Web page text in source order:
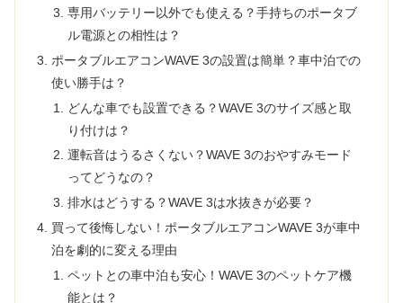
専用バッテリー以外でも使える？手持ちのポータブ
ル電源との相性は？
ポータブルエアコンWAVE 3の設置は簡単？車中泊での
使い勝手は？
どんな車でも設置できる？WAVE 3のサイズ感と取
り付けは？
運転音はうるさくない？WAVE 3のおやすみモード
ってどうなの？
排水はどうする？WAVE 3は水抜きが必要？
買って後悔しない！ポータブルエアコンWAVE 3が車中
泊を劇的に変える理由
ペットとの車中泊も安心！WAVE 3のペットケア機
能とは？